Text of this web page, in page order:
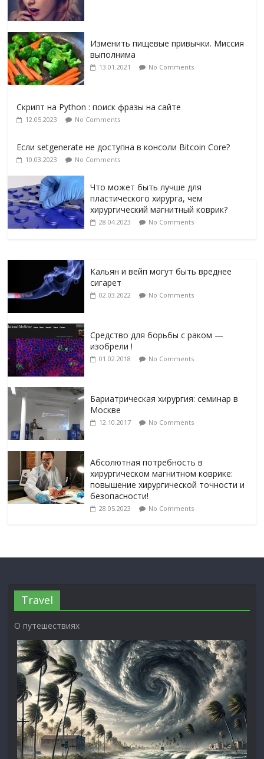
Изменить пищевые привычки. Миссия
выполнима
13.01.2021 No Comments
Скрипт на Python : поиск фразы на сайте
12.05.2023 No Comments
Если setgenerate не доступна в консоли Bitcoin Core?
10.03.2023 No Comments
Что может быть лучше для
пластического хирурга, чем
хирургический магнитный коврик?
28.04.2023 No Comments
Кальян и вейп могут быть вреднее
сигарет
02.03.2022 No Comments
Средство для борьбы с раком —
изобрели !
01.02.2018 No Comments
Бариатрическая хирургия: семинар в
Москве
12.10.2017 No Comments
Абсолютная потребность в
хирургическом магнитном коврике:
повышение хирургической точности и
безопасности!
28.05.2023 No Comments
Travel
О путешествиях